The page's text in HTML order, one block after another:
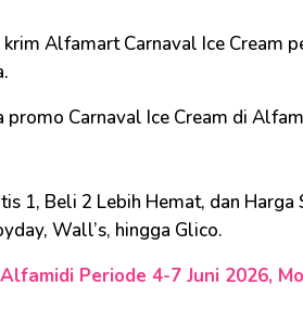
krim Alfamart Carnaval Ice Cream
promo Carnaval Ice Cream di
1, Beli 2 Lebih Hemat, dan Harga
Wall’s, hingga Glico.
Periode 4-7 Juni 2026,